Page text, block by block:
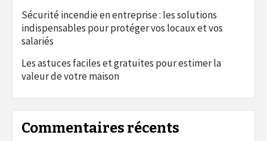
Sécurité incendie en entreprise : les solutions
indispensables pour protéger vos locaux et vos
salariés
Les astuces faciles et gratuites pour estimer la
valeur de votre maison
Commentaires récents